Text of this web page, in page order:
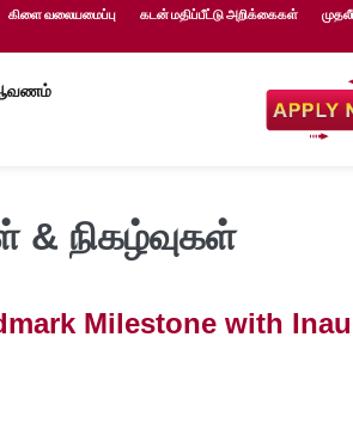
கிளை வலையமைப்பு கடன் மதிப்பீட்டு அறிக்கைகள்
ஆவணம்
& நிகழ்வுகள்
Milestone with